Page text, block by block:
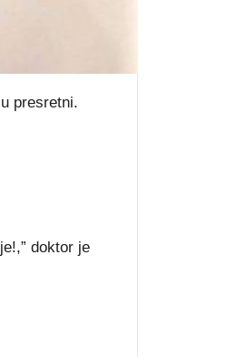
presretni.
doktor je